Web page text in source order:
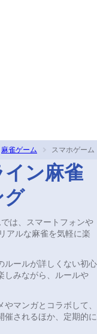
麻雀ゲーム スマホゲーム
ン麻雀
は、スマートフォンや
アルな麻雀を気軽に楽
ルールが詳しくない初心
しみながら、ルールや
マンガとコラボして、
催されるほか、定期的に